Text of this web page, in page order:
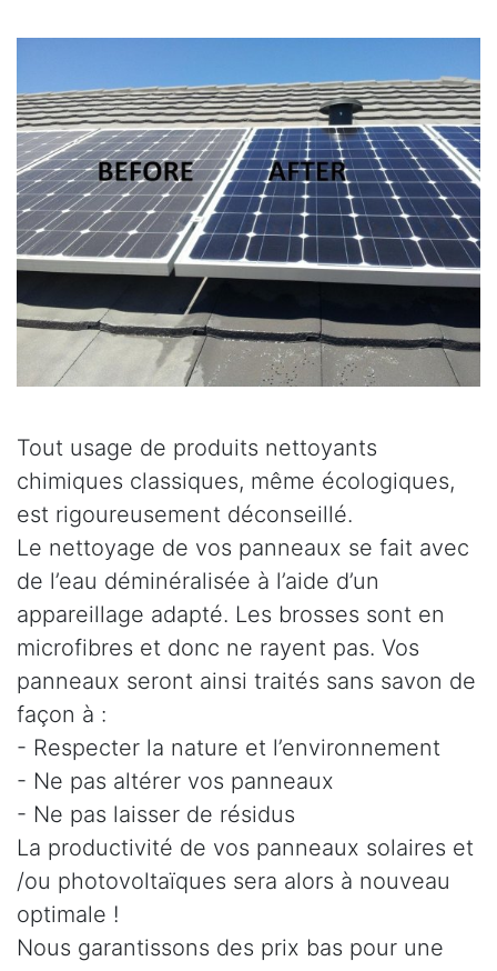
Tout usage de produits nettoyants
chimiques classiques, même écologiques,
est rigoureusement déconseillé.
Le nettoyage de vos panneaux se fait avec
de l’eau déminéralisée à l’aide d’un
appareillage adapté. Les brosses sont en
microfibres et donc ne rayent pas. Vos
panneaux seront ainsi traités sans savon de
façon à :
- Respecter la nature et l’environnement
- Ne pas altérer vos panneaux
- Ne pas laisser de résidus
La productivité de vos panneaux solaires et
/ou photovoltaïques sera alors à nouveau
optimale !
Nous garantissons des prix bas pour une